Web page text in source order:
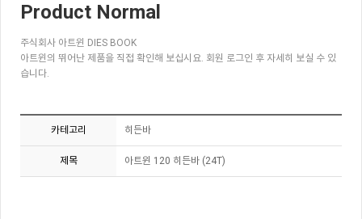
Product Normal
주식회사 아트윈 DIES BOOK
아트윈의 뛰어난 제품을 직접 확인해 보십시요. 회원 로그인 후 자세히 보실 수 있
습니다.
카테고리 히든바
제목 아트윈 120 히든바 (24T)